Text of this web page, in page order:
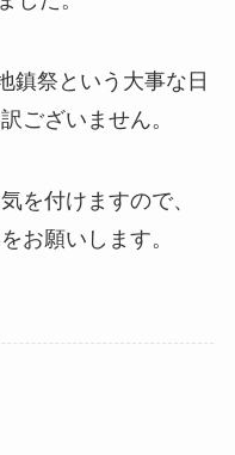
鎮祭という大事な日
ございません。
を付けますので、
お願いします。